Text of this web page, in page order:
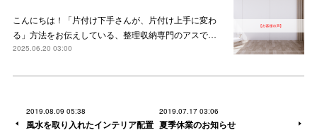
こんにちは！「片付け下手さんが、片付け上手に変わ
る」方法をお伝えしている、整理収納専門のアスで…
2025.06.20 03:00
2019.08.09 05:38
風水を取り入れたインテリア配置
2019.07.17 03:06
夏季休業のお知らせ